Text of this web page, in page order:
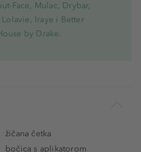
Face, Mulac, Drybar,
Iraye i Better
by Drake.
žičana četka
bočica s aplikatorom